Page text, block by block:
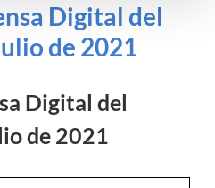
Digital del
de 2021
Digital del
de 2021